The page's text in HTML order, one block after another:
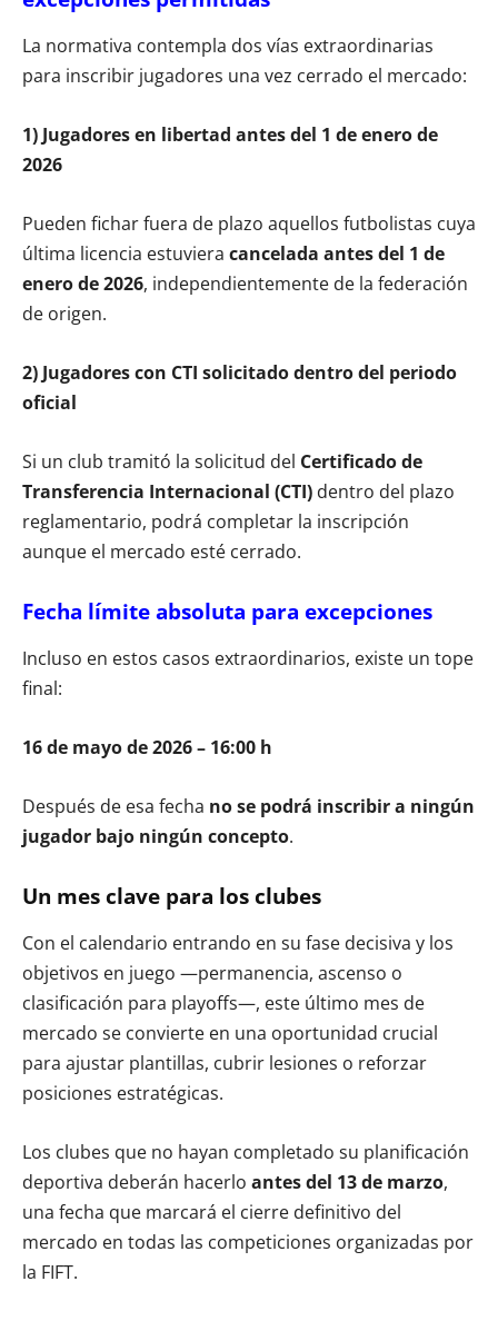
La normativa contempla dos vías extraordinarias
para inscribir jugadores una vez cerrado el mercado:
1) Jugadores en libertad antes del 1 de enero de
2026
Pueden fichar fuera de plazo aquellos futbolistas cuya
última licencia estuviera cancelada antes del 1 de
enero de 2026, independientemente de la federación
de origen.
2) Jugadores con CTI solicitado dentro del periodo
oficial
Si un club tramitó la solicitud del Certificado de
Transferencia Internacional (CTI) dentro del plazo
reglamentario, podrá completar la inscripción
aunque el mercado esté cerrado.
Fecha límite absoluta para excepciones
Incluso en estos casos extraordinarios, existe un tope
final:
16 de mayo de 2026 – 16:00 h
Después de esa fecha no se podrá inscribir a ningún
jugador bajo ningún concepto.
Un mes clave para los clubes
Con el calendario entrando en su fase decisiva y los
objetivos en juego —permanencia, ascenso o
clasificación para playoffs—, este último mes de
mercado se convierte en una oportunidad crucial
para ajustar plantillas, cubrir lesiones o reforzar
posiciones estratégicas.
Los clubes que no hayan completado su planificación
deportiva deberán hacerlo antes del 13 de marzo,
una fecha que marcará el cierre definitivo del
mercado en todas las competiciones organizadas por
la FIFT.